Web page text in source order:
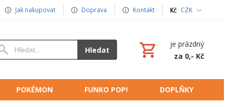
Jak nakupovat Doprava Kontakt CZK
Hledat
je prázdný
za 0,- Kč
POKÉMON FUNKO POP! DOPLŇKY